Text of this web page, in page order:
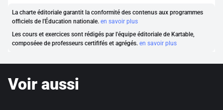
La charte éditoriale garantit la conformité des contenus aux programmes
officiels de l'Éducation nationale. en savoir plus
Les cours et exercices sont rédigés par l'équipe éditoriale de Kartable,
composéee de professeurs certififés et agrégés. en savoir plus
Voir aussi